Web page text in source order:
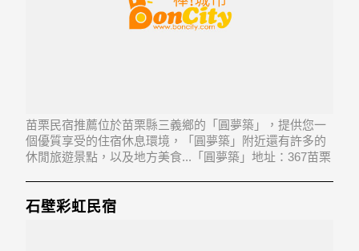
苗栗民宿推薦位於苗栗縣三義鄉的「圓夢築」，提供您一
個優質享受的住宿休息環境，「圓夢築」附近還有許多的
休閒旅遊景點，以及地方美食...「圓夢築」地址：367苗栗
石壁彩虹民宿